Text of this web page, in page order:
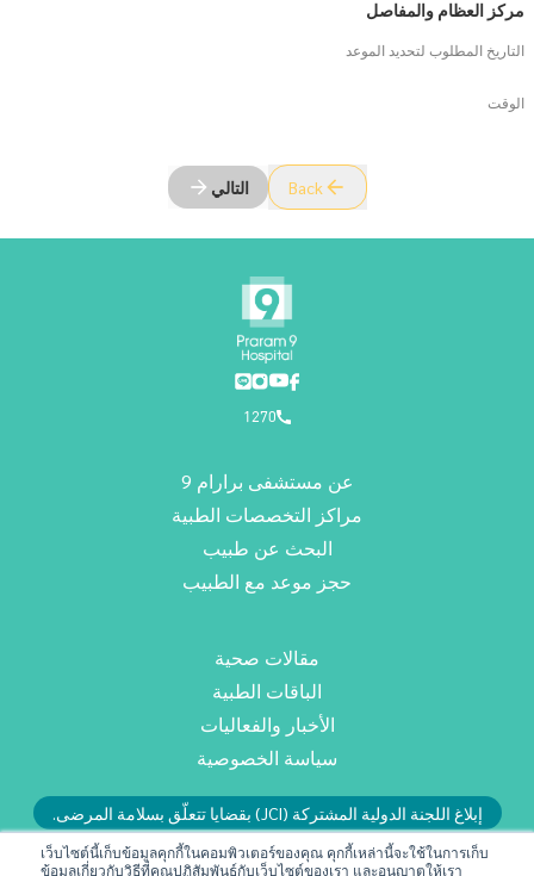
เว็บไซต์นี้เก็บข้อมูลคุกกี้ในคอมพิวเตอร์ของคุณ คุกกี้เหล่านี้จะใช้ในการเก็บ
ข้อมูลเกี่ยวกับวิธีที่คุณปฏิสัมพันธ์กับเว็บไซต์ของเรา และอนุญาตให้เรา
مركز العظام والمفاصل
التاريخ المطلوب لتحديد الموعد
الوقت
Back التالي
1270
عن مستشفى برارام 9
مراكز التخصصات الطبية
البحث عن طبيب
حجز موعد مع الطبيب
مقالات صحية
الباقات الطبية
الأخبار والفعاليات
سياسة الخصوصية
إبلاغ اللجنة الدولية المشتركة (JCI) بقضايا تتعلّق بسلامة المرضى.
أو راسلونا عبر البريد الإلكتروني: RMD@praram9.com